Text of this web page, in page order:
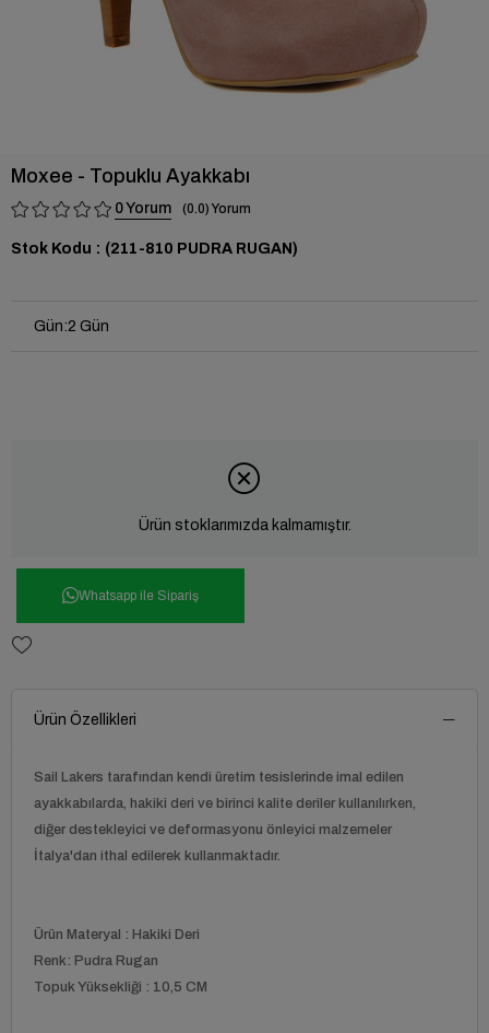
Moxee - Topuklu Ayakkabı
0 0.0
Stok Kodu (211-810 PUDRA RUGAN)
Gün:2 Gün
Ürün stoklarımızda kalmamıştır.
Whatsapp ile Sipariş
Ürün Özellikleri
Sail Lakers tarafından kendi üretim tesislerinde imal edilen
ayakkabılarda, hakiki deri ve birinci kalite deriler kullanılırken,
diğer destekleyici ve deformasyonu önleyici malzemeler
İtalya'dan ithal edilerek kullanmaktadır.
Ürün Materyal : Hakiki Deri
Renk: Pudra Rugan
Topuk Yüksekliği : 10,5 CM